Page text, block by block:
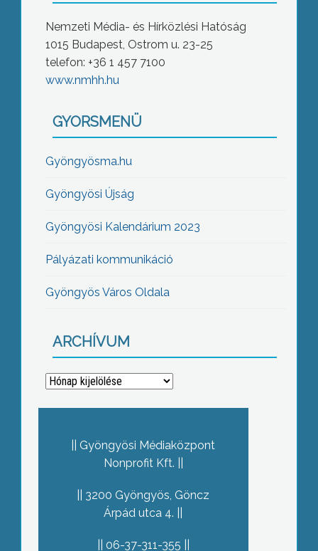
Nemzeti Média- és Hírközlési Hatóság
1015 Budapest, Ostrom u. 23-25
telefon: +36 1 457 7100
www.nmhh.hu
GYORSMENÜ
Gyöngyösma.hu
Gyöngyösi Újság
Gyöngyösi Kalendárium 2023
Pályázati kommunikáció
Gyöngyös Város Oldala
ARCHÍVUM
Archívum
Gyöngyösi Médiaközpont
Nonprofit Kft.
3200 Gyöngyös, Göncz
Árpád utca 4.
06-37-311-355